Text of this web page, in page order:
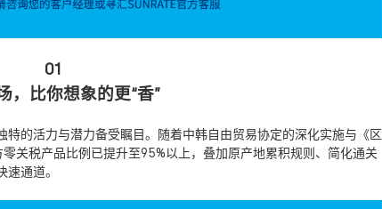
01
，比你想象的更“香”
的活力与潜力备受瞩目。随着中韩自由贸易协定的深化实施与《区
关税产品比例已提升至95%以上，叠加原产地累积规则、简化通关
通道。